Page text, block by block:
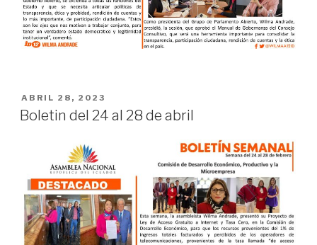
ABRIL 28, 2023
Boletin del 24 al 28 de abril